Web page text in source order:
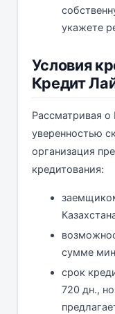
укажете
Условия
Кредит
Рассматривая
уверенностью
организация
кредитования:
сумме
срок
720 дн.,